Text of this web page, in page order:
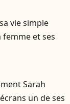
vie simple
femme et ses
Sarah
un de ses